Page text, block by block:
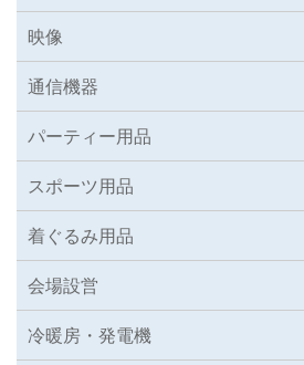
映像
通信機器
パーティー用品
スポーツ用品
着ぐるみ用品
会場設営
冷暖房・発電機